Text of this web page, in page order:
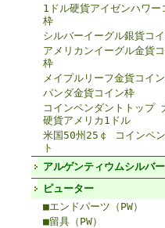
1ドル硬貨アイゼンハワー
枠
シルバーイーグル銀貨コ
アメリカンイーグル金貨
枠
メイプルリーフ金貨コイ
パンダ金貨コイン枠
コインペンダントトップ
硬貨アメリカ1ドル
米国50州25￠ コインペ
ト
アルゲンティウムシルバー
ピューター
■エンドパーツ（PW）
■留具（PW）